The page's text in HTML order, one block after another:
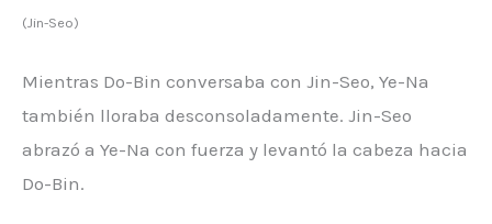
(Jin-Seo)
Mientras Do-Bin conversaba con Jin-Seo, Ye-Na
también lloraba desconsoladamente. Jin-Seo
abrazó a Ye-Na con fuerza y ​​levantó la cabeza hacia
Do-Bin.